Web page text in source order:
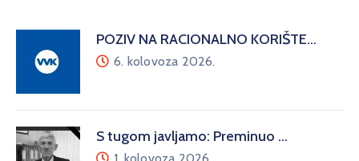
POZIV NA RACIONALNO KORIŠTE…
6. kolovoza 2026.
S tugom javljamo: Preminuo …